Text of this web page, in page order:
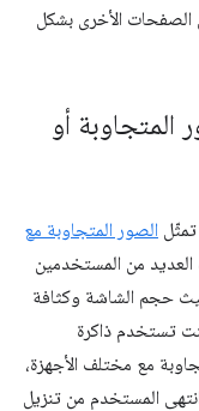
الأخرى بشكل
أو
الصور المتجاوبة مع
من المستخدمين
حجم الشاشة وكثافة
تستخدم ذاكرة
مع مختلف الأجهزة،
المستخدم من تنزيل